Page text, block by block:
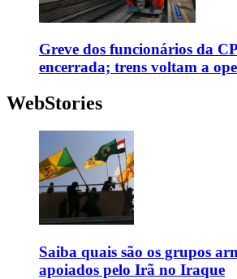
Greve dos funcionários da
encerrada; trens voltam a
WebStories
Saiba quais são os grupos
apoiados pelo Irã no Iraque